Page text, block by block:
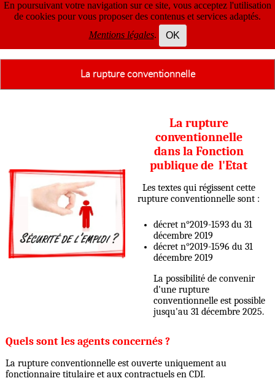
En poursuivant votre navigation sur ce site, vous acceptez l'utilisation
de cookies pour vous proposer des contenus et services adaptés.
Mentions légales. OK
La rupture conventionnelle
La rupture
conventionnelle
dans la Fonction
publique de l'Etat
Les textes qui régissent cette
rupture conventionnelle sont :
décret n°2019-1593 du 31
décembre 2019
décret n°2019-1596 du 31
décembre 2019
La possibilité de convenir
d'une rupture
conventionnelle est possible
jusqu'au 31 décembre 2025.
Quels sont les agents concernés ?
La rupture conventionnelle est ouverte uniquement au
fonctionnaire titulaire et aux contractuels en CDI.